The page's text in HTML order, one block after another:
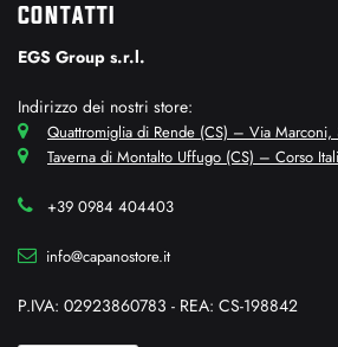
CONTATTI
EGS Group s.r.l.
Indirizzo dei nostri store:
Quattromiglia di Rende (CS) – Via Marconi,
Taverna di Montalto Uffugo (CS) – Corso
+39 0984 404403
info@capanostore.it
P.IVA: 02923860783 - REA: CS-198842